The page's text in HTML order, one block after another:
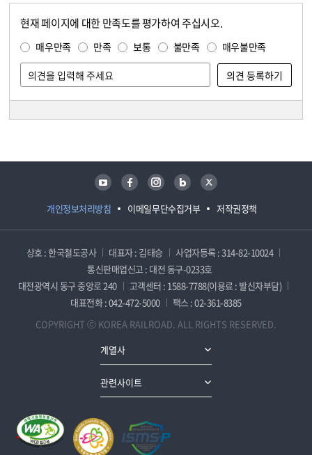
현재 페이지에 대한 만족도를 평가하여 주십시오.
매우만족 만족 보통 불만족 매우불만족
개인정보처리방침 이메일무단수집거부 저작권정책
유튜브 페이스북 인스타그램 블로그 트위터
상호 : 한국철도공사 대표자 : 김태승
사업자등록 : 314-82-10024
통신판매업신고 : 대전 동구-0233호
대전광역시 동구 중앙로 240
고객센터 : 1588-7788(이용료 : 발신자부담)
대표전화 : 042-472-5000
팩스 : 02-361-8385
COPYRIGHT ⓒ KOREA RAILROAD. ALL RIGHTS RESERVED.
계열사
관련사이트